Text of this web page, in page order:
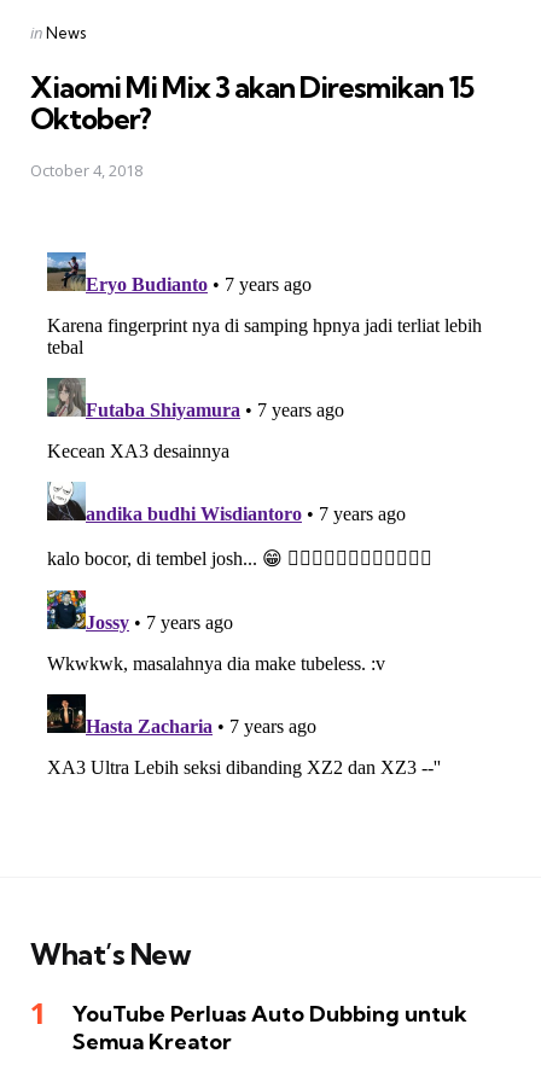
Posted
inNews
Xiaomi Mi Mix 3 akan Diresmikan 15
Oktober?
October 4, 2018
What’s New
YouTube Perluas Auto Dubbing untuk
Semua Kreator